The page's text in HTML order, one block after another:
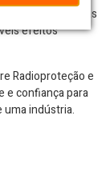
proteger, tanto as
efeitos
Radioproteção e
e confiança para
indústria.